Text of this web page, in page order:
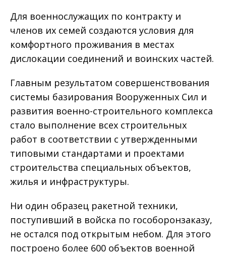
Для военнослужащих по контракту и
членов их семей создаются условия для
комфортного проживания в местах
дислокации соединений и воинских частей.
Главным результатом совершенствования
системы базирования Вооруженных Сил и
развития военно-строительного комплекса
стало выполнение всех строительных
работ в соответствии с утвержденными
типовыми стандартами и проектами
строительства специальных объектов,
жилья и инфраструктуры.
Ни один образец ракетной техники,
поступивший в войска по гособоронзаказу,
не остался под открытым небом. Для этого
построено более 600 объектов военной